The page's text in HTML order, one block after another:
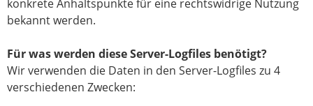
konkrete Anhaltspunkte für eine rechtswidrige Nutzung
bekannt werden.
Für was werden diese Server-Logfiles benötigt?
Wir verwenden die Daten in den Server-Logfiles zu 4
verschiedenen Zwecken: